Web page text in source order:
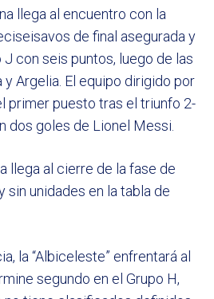
llega al encuentro con la
de final asegurada y
con seis puntos, luego de las
Argelia. El equipo dirigido por
primer puesto tras el triunfo 2-
dos goles de Lionel Messi.
llega al cierre de la fase de
sin unidades en la tabla de
la “Albiceleste” enfrentará al
segundo en el Grupo H,